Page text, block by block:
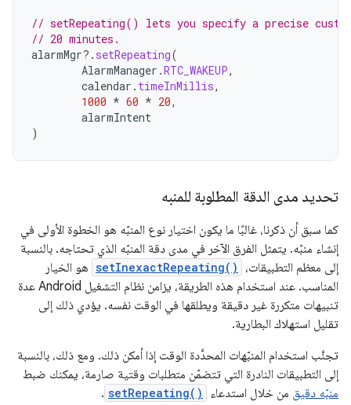
// setRepeating() lets you specify a precise
// 20 minutes.
alarmMgr?. setRepeating(
AlarmManager .RTC_WAKEUP,
calendar . timeInMillis,
1000 * 60 * 20,
alarmIntent
)
تحديد مدى الدقة المطلوبة للمنبه
كما سبق أن ذكرنا، غالبًا ما يكون اختيار نوع المنبّه هو الخطوة الأولى في
إنشاء منبّه. يتمثل الفرق الآخر في مدى دقة المنبّه الذي تحتاجه. بالنسبة
إلى معظم التطبيقات،
setInexactRepeating() هو الخيار
المناسب. عند استخدام هذه الطريقة، يزامن نظام التشغيل Android عدة
تنبيهات متكررة غير دقيقة ويطلقها في الوقت نفسه. يؤدي ذلك إلى
تقليل استهلاك البطارية.
تجنَّب استخدام المنبّهات المحدَّدة الوقت إذا أمكن ذلك. ومع ذلك، بالنسبة
إلى التطبيقات النادرة التي تتضمّن متطلبات وقتية صارمة، يمكنك ضبط
منبّه دقيق من خلال استدعاء setRepeating()
.